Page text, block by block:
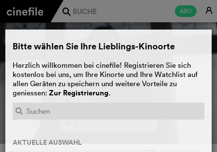
ABO E
j
Bitte wählen Sie Ihre Lieblings-Kinoorte
Herzlich willkommen bei cinefile! Registrieren Sie sich
kostenlos bei uns, um Ihre Kinorte und Ihre Watchlist auf
allen Geräten zu speichern und weitere Vorteile zu
geniessen: Zur Registrierung.
AKTUELLE AUSWAHL